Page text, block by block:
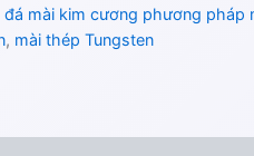
đá mài kim cương phương pháp
, mài thép Tungsten